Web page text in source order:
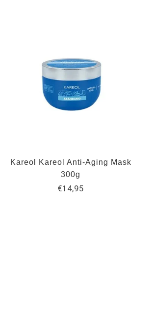
Kareol Kareol Anti-Aging Mask
300g
€14,95